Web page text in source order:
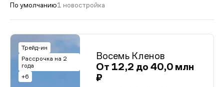
По умолчанию1 новостройка
Трейд-ин
Рассрочка на 2
года
+6
Восемь Кленов
От 12,2 до 40,0 млн
₽